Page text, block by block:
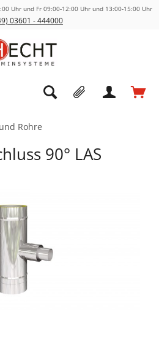
Uhr und Fr 09:00-12:00 Uhr und 13:00-15:00 Uhr
03601 - 444000
Rohre
90° LAS